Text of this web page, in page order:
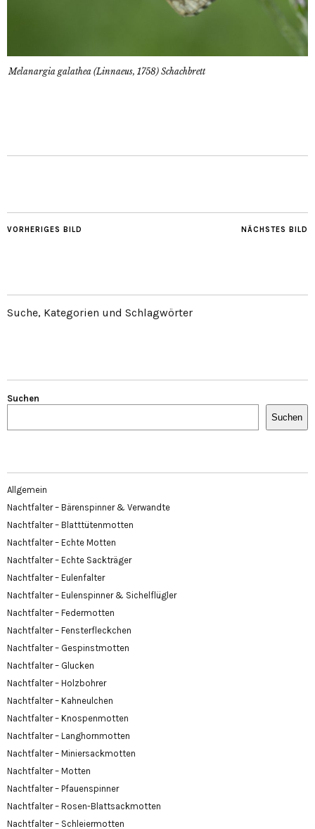
Melanargia galathea (Linnaeus, 1758) Schachbrett
NÄCHSTES BILD
VORHERIGES BILD
Suche, Kategorien und Schlagwörter
Suchen
Suchen
Allgemein
Nachtfalter – Bärenspinner & Verwandte
Nachtfalter – Blatttütenmotten
Nachtfalter – Echte Motten
Nachtfalter – Echte Sackträger
Nachtfalter – Eulenfalter
Nachtfalter – Eulenspinner & Sichelflügler
Nachtfalter – Federmotten
Nachtfalter – Fensterfleckchen
Nachtfalter – Gespinstmotten
Nachtfalter – Glucken
Nachtfalter – Holzbohrer
Nachtfalter – Kahneulchen
Nachtfalter – Knospenmotten
Nachtfalter – Langhornmotten
Nachtfalter – Miniersackmotten
Nachtfalter – Motten
Nachtfalter – Pfauenspinner
Nachtfalter – Rosen-Blattsackmotten
Nachtfalter – Schleiermotten